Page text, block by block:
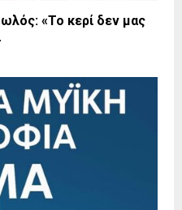
«Το κερί δεν μας